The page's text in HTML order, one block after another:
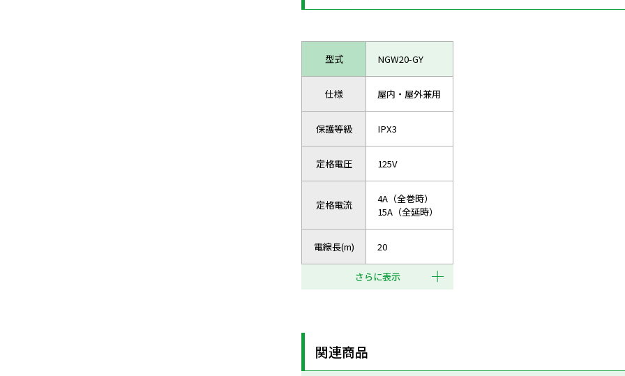
型式 NGW20-GY
仕様 屋内・屋外兼用
保護等級 IPX3
定格電圧 125V
定格電流
4A（全巻時）
15A（全延時）
電線長(m) 20
さらに表示
関連商品